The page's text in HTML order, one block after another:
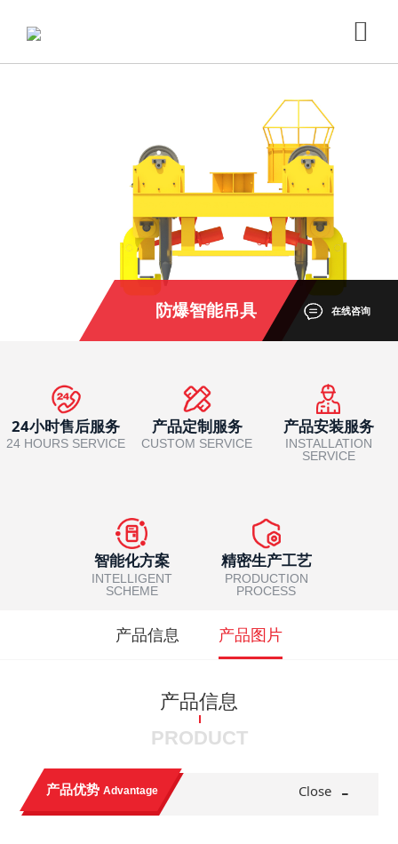
防爆智能吊具 在线咨询
24小时售后服务
24 HOURS SERVICE
产品定制服务
CUSTOM SERVICE
产品安装服务
INSTALLATION
SERVICE
智能化方案
INTELLIGENT
SCHEME
精密生产工艺
PRODUCTION
PROCESS
产品信息 产品图片
产品信息
PRODUCT
产品优势Advantage Close -